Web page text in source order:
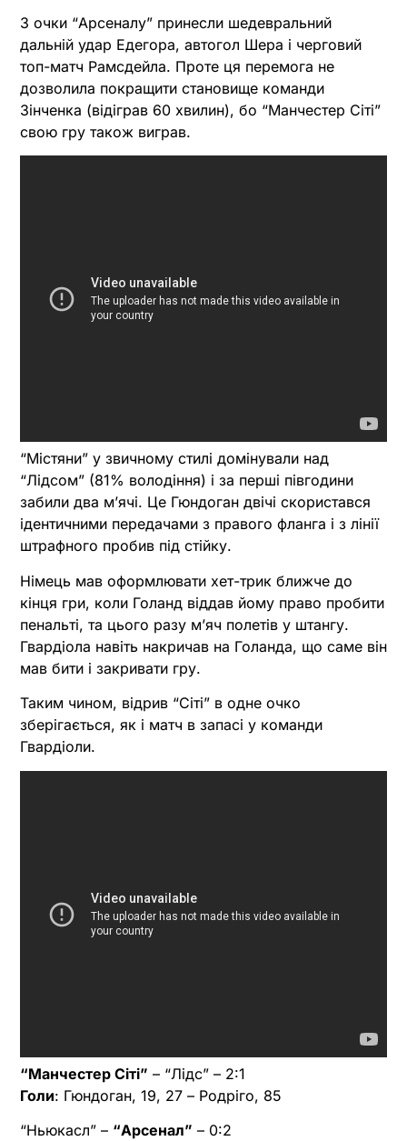
3 очки “Арсеналу” принесли шедевральний
дальній удар Едегора, автогол Шера і черговий
топ-матч Рамсдейла. Проте ця перемога не
дозволила покращити становище команди
Зінченка (відіграв 60 хвилин), бо “Манчестер Сіті”
свою гру також виграв.
“Містяни” у звичному стилі домінували над
“Лідсом” (81% володіння) і за перші півгодини
забили два м’ячі. Це Гюндоган двічі скористався
ідентичними передачами з правого фланга і з лінії
штрафного пробив під стійку.
Німець мав оформлювати хет-трик ближче до
кінця гри, коли Голанд віддав йому право пробити
пенальті, та цього разу м’яч полетів у штангу.
Гвардіола навіть накричав на Голанда, що саме він
мав бити і закривати гру.
Таким чином, відрив “Сіті” в одне очко
зберігається, як і матч в запасі у команди
Гвардіоли.
“Манчестер Сіті” – “Лідс” – 2:1
Голи: Гюндоган, 19, 27 – Родріго, 85
“Ньюкасл” – “Арсенал” – 0:2